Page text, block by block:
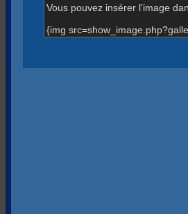
Vous pouvez insérer l'image
{img